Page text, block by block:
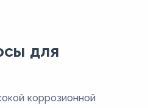
для
коррозионной